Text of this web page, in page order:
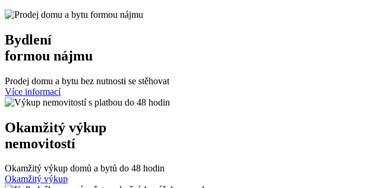
Bydlení
formou nájmu
Prodej domu a bytu bez nutnosti se stěhovat
Více informací
Okamžitý výkup
nemovitostí
Okamžitý výkup domů a bytů do 48 hodin
Okamžitý výkup